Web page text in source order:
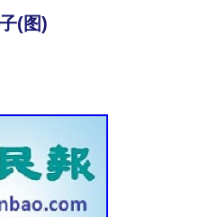
(图)